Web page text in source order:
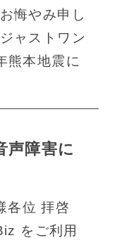
悔やみ申し
ャストワン
熊本地震に
障害に
各位 拝啓
をご利用